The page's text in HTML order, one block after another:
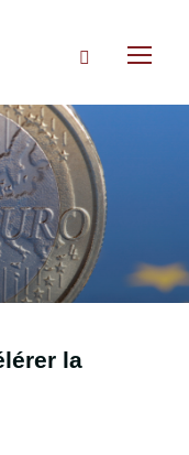
Rechercher
la